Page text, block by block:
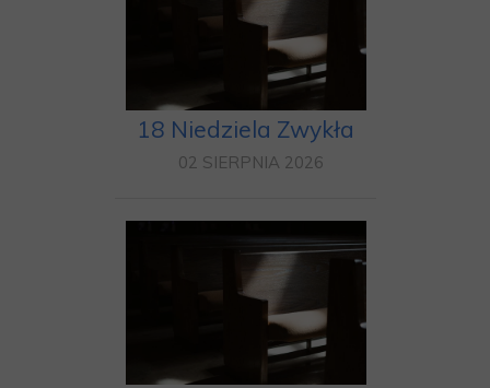
18 Niedziela Zwykła
02 SIERPNIA 2026